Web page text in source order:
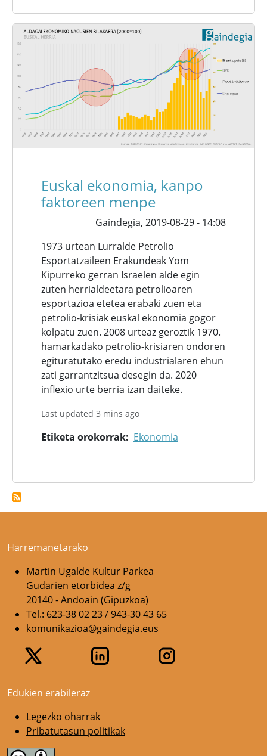
Euskal ekonomia, kanpo
faktoreen menpe
Gaindegia, 2019-08-29 - 14:08
1973 urtean Lurralde Petrolio
Esportatzaileen Erakundeak Yom
Kipurreko gerran Israelen alde egin
zuten herrialdeetara petrolioaren
esportazioa etetea erabaki zuen eta
petrolio-krisiak euskal ekonomia gogor
kolpatu zuen. 2008 urteaz geroztik 1970.
hamarkadako petrolio-krisiaren ondoren
egituratutako eredu industrialaren ehun
zati garrantzitsua desegin da. 2020
inflexio urte berria izan daiteke.
Last updated 3 mins ago
Etiketa orokorrak Ekonomia
Harremanetarako
Martin Ugalde Kultur Parkea
Gudarien etorbidea z/g
20140 - Andoain (Gipuzkoa)
Tel.: 623-38 02 23 / 943-30 43 65
komunikazioa@gaindegia.eus
Edukien erabileraz
Legezko oharrak
Pribatutasun politikak